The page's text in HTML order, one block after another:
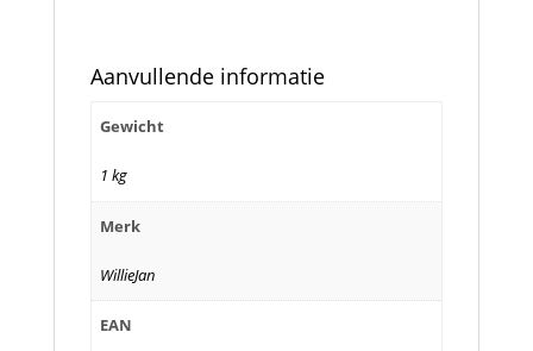
Aanvullende informatie
Gewicht
1 kg
Merk
WillieJan
EAN